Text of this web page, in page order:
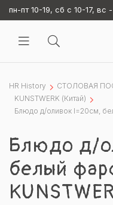
пн-пт 10-19, сб с 10-17, вс
HR History СТОЛОВАЯ
KUNSTWERK (Китай)
Блюдо д/оливок l=20см,
Блюдо д/
белый